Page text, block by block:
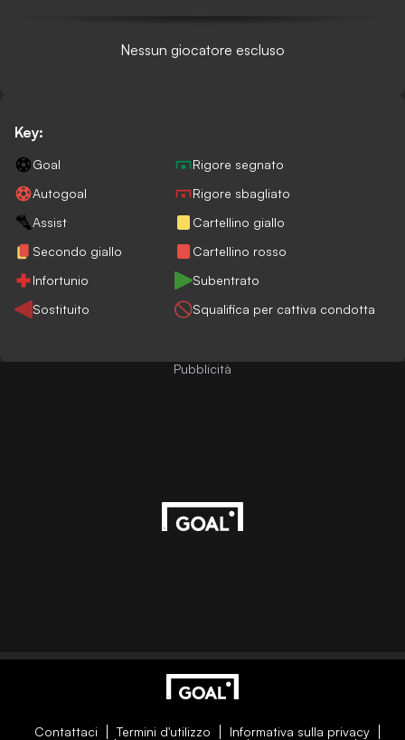
Nessun giocatore escluso
Key:
Goal
Rigore segnato
Autogoal
Rigore sbagliato
Assist
Cartellino giallo
Secondo giallo
Cartellino rosso
Infortunio
Subentrato
Sostituito
Squalifica per cattiva condotta
Pubblicità
Contattaci Termini d'utilizzo
Informativa sulla privacy